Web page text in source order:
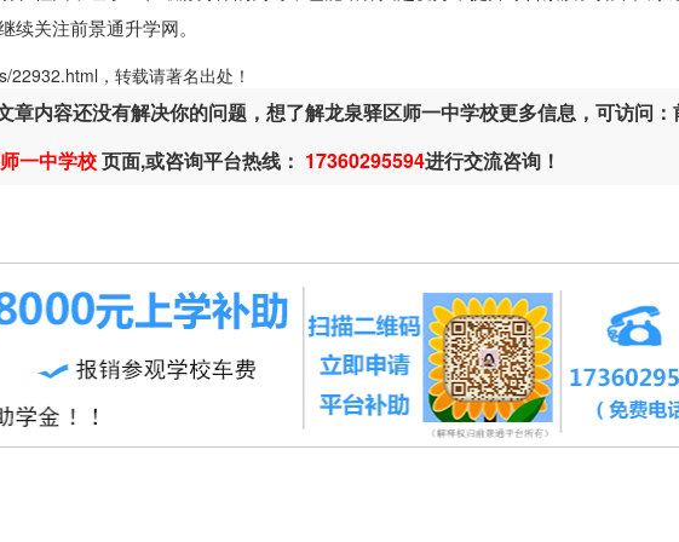
续关注前景通升学网。
，转载请著名出处！
章内容还没有解决你的问题，想了解龙泉驿区师一中学校更多信息，可访问：
一中学校页面,或咨询平台热线： 17360295594进行交流咨询！